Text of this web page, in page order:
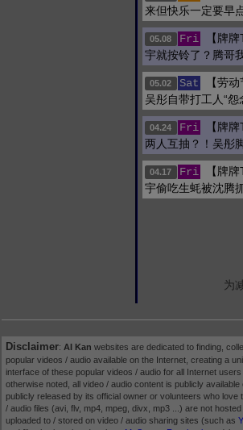
来但快乐一定要早
05.08 Fri
【牌
宇就按铃了？腾哥
05.02 Sat
【劳
吴彤自带打工人“怨
04.24 Fri
【牌
两人互抽？！吴彤
04.17 Fri
【牌
宇偷吃生蚝被沈腾
为
Disclaimer: AI Kan websites are dedicated to finding,
popular videos / audio available on the Internet, creating a
interface of these popular videos / audio for all Internet
otherwise noted, all video / audio content is publicly
publicly released by its official owner or volunteers who love
/ audio files (avi, flv, mp4, mpeg, divx, mp3 ...) are not
uploaded to / stored on video / audio sharing sites (such as